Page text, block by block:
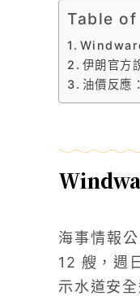
Table
伊朗官方
油價反應
海事情報
12 艘，週
示水道安